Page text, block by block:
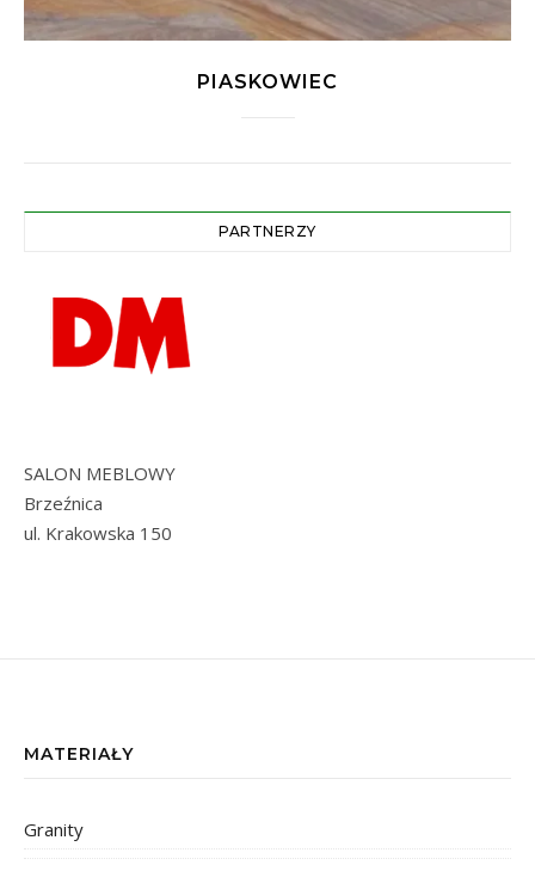
PIASKOWIEC
PARTNERZY
SALON MEBLOWY
Brzeźnica
ul. Krakowska 150
MATERIAŁY
Granity